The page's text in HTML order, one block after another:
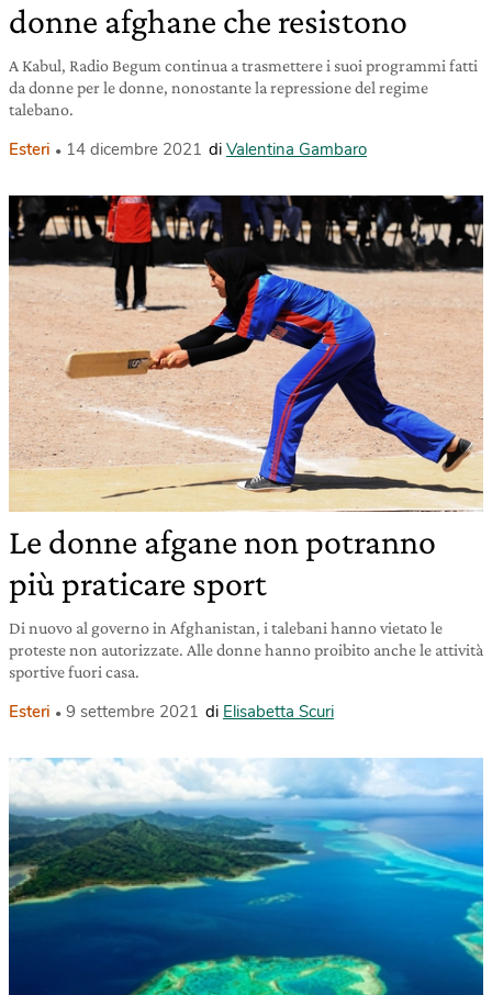
donne afghane che resistono
A Kabul, Radio Begum continua a trasmettere i suoi programmi fatti
da donne per le donne, nonostante la repressione del regime
talebano.
Esteri 14 dicembre 2021 di Valentina Gambaro
Le donne afgane non potranno
più praticare sport
Di nuovo al governo in Afghanistan, i talebani hanno vietato le
proteste non autorizzate. Alle donne hanno proibito anche le attività
sportive fuori casa.
Esteri 9 settembre 2021 di Elisabetta Scuri